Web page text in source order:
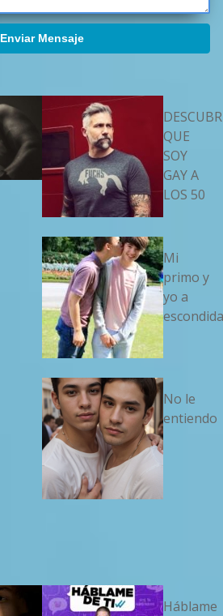
Enviar Mensaje
QUE
SOY
GAY A
LOS 50
Mi
primo y
yo a
No le
entiendo
Háblame